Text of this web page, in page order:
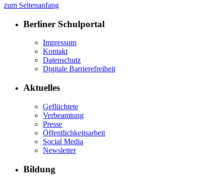
zum Seitenanfang
Berliner Schulportal
Impressum
Kontakt
Datenschutz
Digitale Barrierefreiheit
Aktuelles
Geflüchtete
Verbeamtung
Presse
Öffentlichkeitsarbeit
Social Media
Newsletter
Bildung